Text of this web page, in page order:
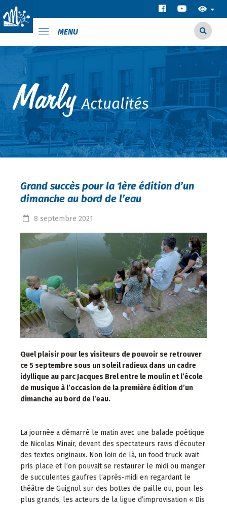
MENU
Actualités
Grand succès pour la 1ère édition d’un
dimanche au bord de l’eau
8 septembre 2021
Quel plaisir pour les visiteurs de pouvoir se retrouver
ce 5 septembre sous un soleil radieux dans un cadre
idyllique au parc Jacques Brel entre le moulin et l’école
de musique à l’occasion de la première édition d’un
dimanche au bord de l’eau.
La journée a démarré le matin avec une balade poétique
de Nicolas Minair, devant des spectateurs ravis d’écouter
des textes originaux. Non loin de là, un food truck avait
pris place et l’on pouvait se restaurer le midi ou manger
de succulentes gaufres l’après-midi en regardant le
théâtre de Guignol sur des bottes de paille ou, pour les
plus grands, les acteurs de la ligue d’improvisation « Dis